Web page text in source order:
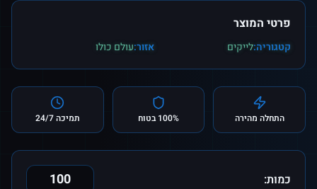
פרטי המוצר
קטגוריה:לייקים אזור:עולם כולו
התחלה מהירה 100% בטוח תמיכה 24/7
כמות: